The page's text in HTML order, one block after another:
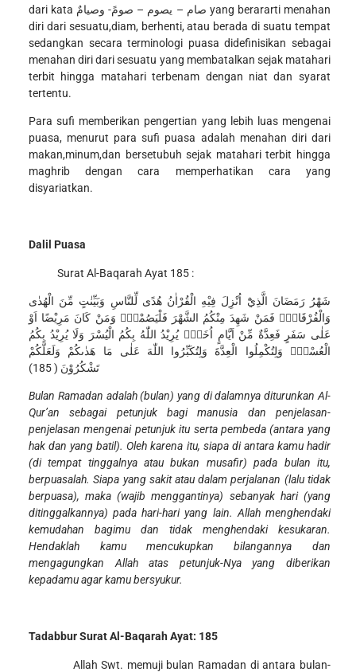
dari kata صام – يصوم – صومً- وصيامٌ yang berararti menahan
diri dari sesuatu,diam, berhenti, atau berada di suatu tempat
sedangkan secara terminologi puasa didefinisikan sebagai
menahan diri dari sesuatu yang membatalkan sejak matahari
terbit hingga matahari terbenam dengan niat dan syarat
tertentu.
Para sufi memberikan pengertian yang lebih luas mengenai
puasa, menurut para sufi puasa adalah menahan diri dari
makan,minum,dan bersetubuh sejak matahari terbit hingga
maghrib dengan cara memperhatikan cara yang
disyariatkan.
Dalil Puasa
Surat Al-Baqarah Ayat 185 :
شَهْرُ رَمَضَانَ الَّذِيْٓ اُنْزِلَ فِيْهِ الْقُرْاٰنُ هُدًى لِّلنَّاسِ وَبَيِّنٰتٍ مِّنَ الْهُدٰى
وَالْفُرْقَانِۚ فَمَنْ شَهِدَ مِنْكُمُ الشَّهْرَ فَلْيَصُمْهُۗ وَمَنْ كَانَ مَرِيْضًا اَوْ
عَلٰى سَفَرٍ فَعِدَّةٌ مِّنْ اَيَّامٍ اُخَرَۗ يُرِيْدُ اللّٰهُ بِكُمُ الْيُسْرَ وَلَا يُرِيْدُ بِكُمُ
الْعُسْرَۖ وَلِتُكْمِلُوا الْعِدَّةَ وَلِتُكَبِّرُوا اللّٰهَ عَلٰى مَا هَدٰىكُمْ وَلَعَلَّكُمْ
تَشْكُرُوْنَ ( 185)
Bulan Ramadan adalah (bulan) yang di dalamnya diturunkan Al-
Qur’an sebagai petunjuk bagi manusia dan penjelasan-
penjelasan mengenai petunjuk itu serta pembeda (antara yang
hak dan yang batil). Oleh karena itu, siapa di antara kamu hadir
(di tempat tinggalnya atau bukan musafir) pada bulan itu,
berpuasalah. Siapa yang sakit atau dalam perjalanan (lalu tidak
berpuasa), maka (wajib menggantinya) sebanyak hari (yang
ditinggalkannya) pada hari-hari yang lain. Allah menghendaki
kemudahan bagimu dan tidak menghendaki kesukaran.
Hendaklah kamu mencukupkan bilangannya dan
mengagungkan Allah atas petunjuk-Nya yang diberikan
kepadamu agar kamu bersyukur.
Tadabbur Surat Al-Baqarah Ayat: 185
Allah Swt. memuji bulan Ramadan di antara bulan-